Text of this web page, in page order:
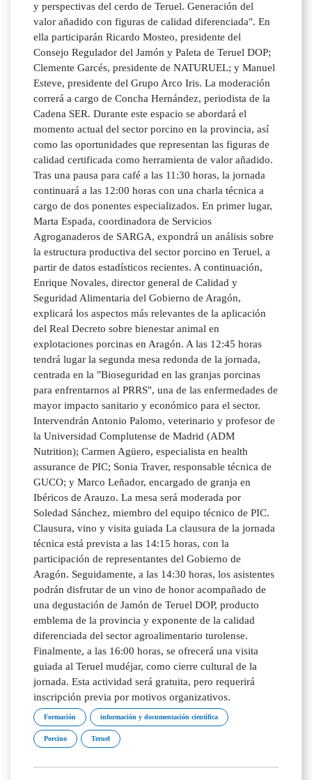
y perspectivas del cerdo de Teruel. Generación del
valor añadido con figuras de calidad diferenciada". En
ella participarán Ricardo Mosteo, presidente del
Consejo Regulador del Jamón y Paleta de Teruel DOP;
Clemente Garcés, presidente de NATURUEL; y Manuel
Esteve, presidente del Grupo Arco Iris. La moderación
correrá a cargo de Concha Hernández, periodista de la
Cadena SER. Durante este espacio se abordará el
momento actual del sector porcino en la provincia, así
como las oportunidades que representan las figuras de
calidad certificada como herramienta de valor añadido.
Tras una pausa para café a las 11:30 horas, la jornada
continuará a las 12:00 horas con una charla técnica a
cargo de dos ponentes especializados. En primer lugar,
Marta Espada, coordinadora de Servicios
Agroganaderos de SARGA, expondrá un análisis sobre
la estructura productiva del sector porcino en Teruel, a
partir de datos estadísticos recientes. A continuación,
Enrique Novales, director general de Calidad y
Seguridad Alimentaria del Gobierno de Aragón,
explicará los aspectos más relevantes de la aplicación
del Real Decreto sobre bienestar animal en
explotaciones porcinas en Aragón. A las 12:45 horas
tendrá lugar la segunda mesa redonda de la jornada,
centrada en la "Bioseguridad en las granjas porcinas
para enfrentarnos al PRRS", una de las enfermedades de
mayor impacto sanitario y económico para el sector.
Intervendrán Antonio Palomo, veterinario y profesor de
la Universidad Complutense de Madrid (ADM
Nutrition); Carmen Agüero, especialista en health
assurance de PIC; Sonia Traver, responsable técnica de
GUCO; y Marco Leñador, encargado de granja en
Ibéricos de Arauzo. La mesa será moderada por
Soledad Sánchez, miembro del equipo técnico de PIC.
Clausura, vino y visita guiada La clausura de la jornada
técnica está prevista a las 14:15 horas, con la
participación de representantes del Gobierno de
Aragón. Seguidamente, a las 14:30 horas, los asistentes
podrán disfrutar de un vino de honor acompañado de
una degustación de Jamón de Teruel DOP, producto
emblema de la provincia y exponente de la calidad
diferenciada del sector agroalimentario turolense.
Finalmente, a las 16:00 horas, se ofrecerá una visita
guiada al Teruel mudéjar, como cierre cultural de la
jornada. Esta actividad será gratuita, pero requerirá
inscripción previa por motivos organizativos.
Formación información y documentación científica
Porcino Teruel